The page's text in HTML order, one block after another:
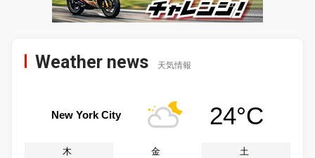
Weather news 天気情報
New York City 24°C
木 金 土